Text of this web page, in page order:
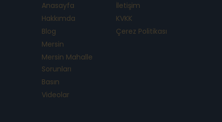
Anasayfa
Hakkımda
Blog
Mersin
Mersin Mahalle
Sorunları
Basın
Videolar
İletişim
KVKK
Çerez Politikası